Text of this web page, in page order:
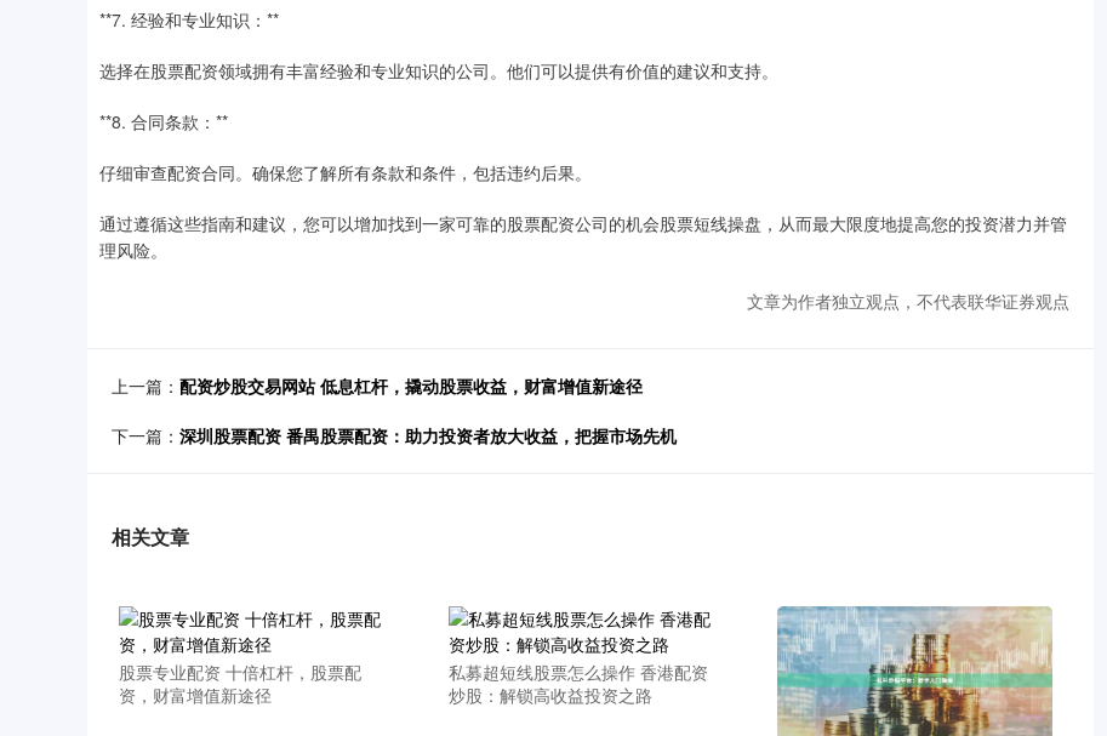
**7. 经验和专业知识：**
选择在股票配资领域拥有丰富经验和专业知识的公司。他们可以提供有价值的建议和支持。
**8. 合同条款：**
仔细审查配资合同。确保您了解所有条款和条件，包括违约后果。
通过遵循这些指南和建议，您可以增加找到一家可靠的股票配资公司的机会股票短线操盘，从而最大限度地提高您的投资潜力并管
理风险。
文章为作者独立观点，不代表联华证券观点
上一篇： 配资炒股交易网站 低息杠杆，撬动股票收益，财富增值新途径
下一篇： 深圳股票配资 番禺股票配资：助力投资者放大收益，把握市场先机
相关文章
股票专业配资 十倍杠杆，股票配
资，财富增值新途径
私募超短线股票怎么操作 香港配资
炒股：解锁高收益投资之路